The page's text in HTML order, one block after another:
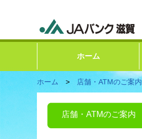
ホーム
ホーム > 店舗・ATMのご案内
店舗・ATMのご案内